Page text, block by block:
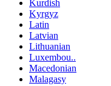
Kurdish
Kyrgyz
Latin
Latvian
Lithuanian
Luxembou..
Macedonian
Malagasy